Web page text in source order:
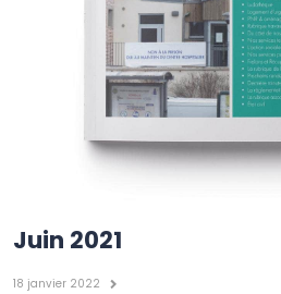
Juin 2021
18 janvier 2022